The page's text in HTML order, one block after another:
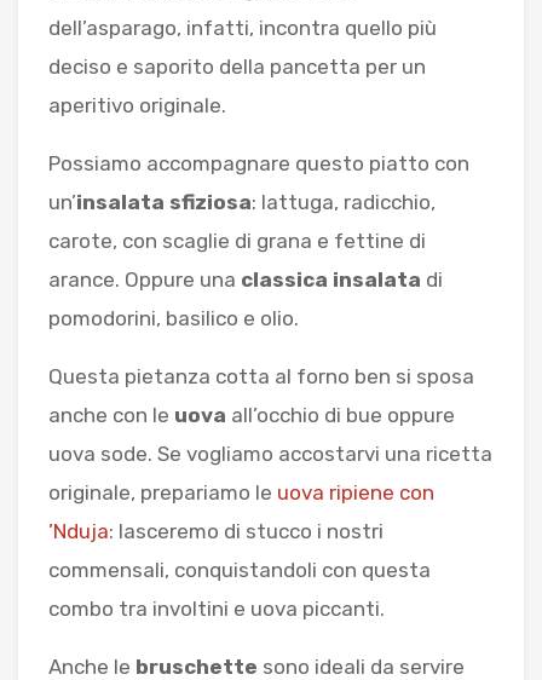
dell’asparago, infatti, incontra quello più
deciso e saporito della pancetta per un
aperitivo originale.
Possiamo accompagnare questo piatto con
un’insalata sfiziosa: lattuga, radicchio,
carote, con scaglie di grana e fettine di
arance. Oppure una classica insalata di
pomodorini, basilico e olio.
Questa pietanza cotta al forno ben si sposa
anche con le uova all’occhio di bue oppure
uova sode. Se vogliamo accostarvi una ricetta
originale, prepariamo le uova ripiene con
’Nduja: lasceremo di stucco i nostri
commensali, conquistandoli con questa
combo tra involtini e uova piccanti.
Anche le bruschette sono ideali da servire